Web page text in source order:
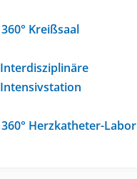
360° Kreißsaal
Interdisziplinäre
Intensivstation
360° Herzkatheter-Labor